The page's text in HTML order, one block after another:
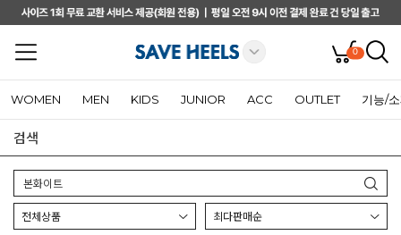
0
WOMEN MEN KIDS JUNIOR ACC OUTLET 기능/
검색